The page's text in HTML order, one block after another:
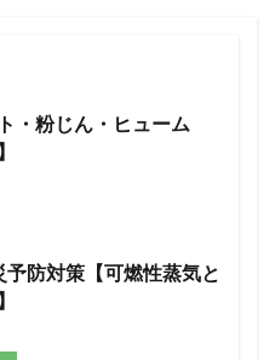
・粉じん・ヒューム
防対策【可燃性蒸気と